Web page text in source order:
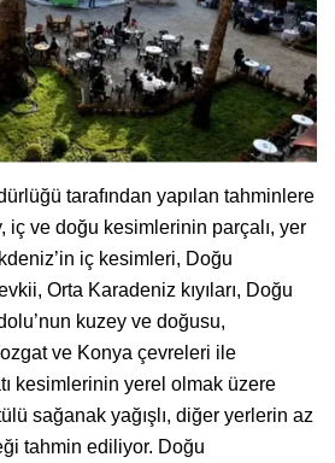
tarafından yapılan tahminlere
iç ve doğu kesimlerinin parçalı, yer
iç kesimleri, Doğu
Orta Karadeniz kıyıları, Doğu
kuzey ve doğusu,
ve Konya çevreleri ile
kesimlerinin yerel olmak üzere
sağanak yağışlı, diğer yerlerin az
tahmin ediliyor. Doğu